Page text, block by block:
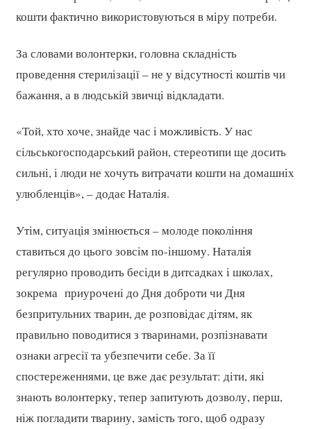
кошти фактично використовуються в міру потреби.
За словами волонтерки, головна складність
проведення стерилізації – не у відсутності коштів чи
бажання, а в людській звичці відкладати.
«Той, хто хоче, знайде час і можливість. У нас
сільськогосподарський район, стереотипи ще досить
сильні, і люди не хочуть витрачати кошти на домашніх
улюбленців», – додає Наталія.
Утім, ситуація змінюється – молоде покоління
ставиться до цього зовсім по-іншому. Наталія
регулярно проводить бесіди в дитсадках і школах,
зокрема приурочені до Дня доброти чи Дня
безпритульних тварин, де розповідає дітям, як
правильно поводитися з тваринами, розпізнавати
ознаки агресії та убезпечити себе. За її
спостереженнями, це вже дає результат: діти, які
знають волонтерку, тепер запитують дозволу, перш,
ніж погладити тварину, замість того, щоб одразу